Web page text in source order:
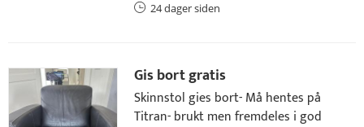
24 dager siden
Gis bort gratis
Skinnstol gies bort- Må hentes på
Titran- brukt men fremdeles i god